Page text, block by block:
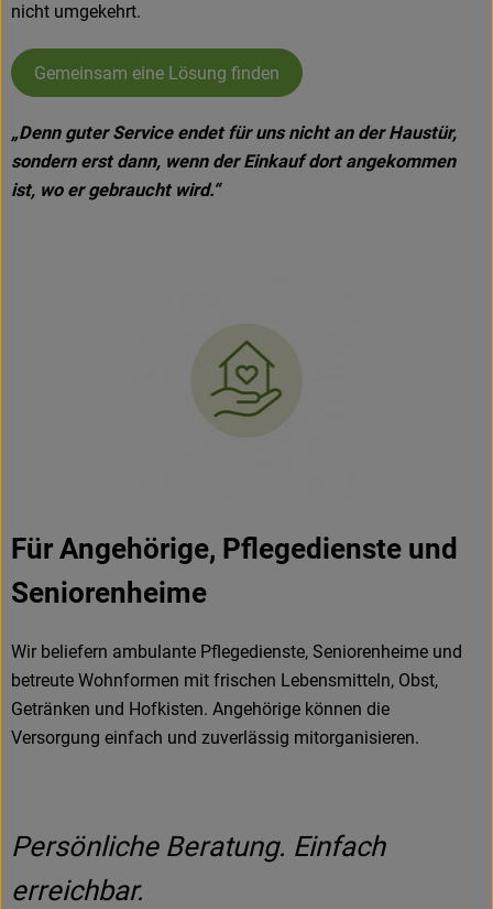
nicht umgekehrt.
Gemeinsam eine Lösung finden
„Denn guter Service endet für uns nicht an der Haustür,
sondern erst dann, wenn der Einkauf dort angekommen
ist, wo er gebraucht wird.“
Für Angehörige, Pflegedienste und
Seniorenheime
Wir beliefern ambulante Pflegedienste, Seniorenheime und
betreute Wohnformen mit frischen Lebensmitteln, Obst,
Getränken und Hofkisten. Angehörige können die
Versorgung einfach und zuverlässig mitorganisieren.
Persönliche Beratung. Einfach
erreichbar.